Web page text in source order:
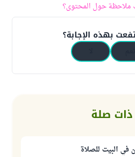
ملاحظة حول المحتوى؟
بهذه الإجابة؟
صلة
البيت للصلاة